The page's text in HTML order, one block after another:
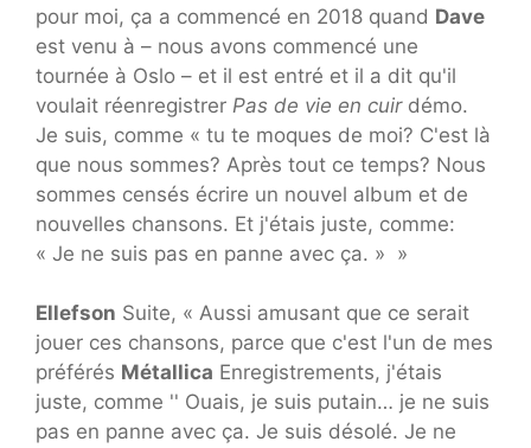
pour moi, ça a commencé en 2018 quand Dave
est venu à – nous avons commencé une
tournée à Oslo – et il est entré et il a dit qu'il
voulait réenregistrer Pas de vie en cuirdémo.
Je suis, comme « tu te moques de moi? C'est là
que nous sommes? Après tout ce temps? Nous
sommes censés écrire un nouvel album et de
nouvelles chansons. Et j'étais juste, comme:
« Je ne suis pas en panne avec ça. » »
Ellefson Suite, « Aussi amusant que ce serait
jouer ces chansons, parce que c'est l'un de mes
préférés Métallica Enregistrements, j'étais
juste, comme '' Ouais, je suis putain… je ne suis
pas en panne avec ça. Je suis désolé. Je ne